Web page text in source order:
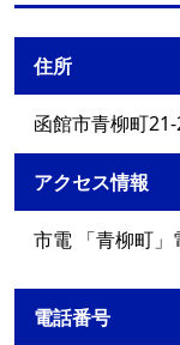
住所
函館市青柳町
アクセス情報
市電 「青柳町
電話番号